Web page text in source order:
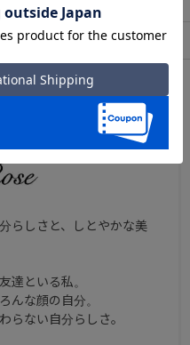
お買い物ガイド
らしさと、しとやかな美
達といる私。
んな顔の自分。
らない自分らしさ。